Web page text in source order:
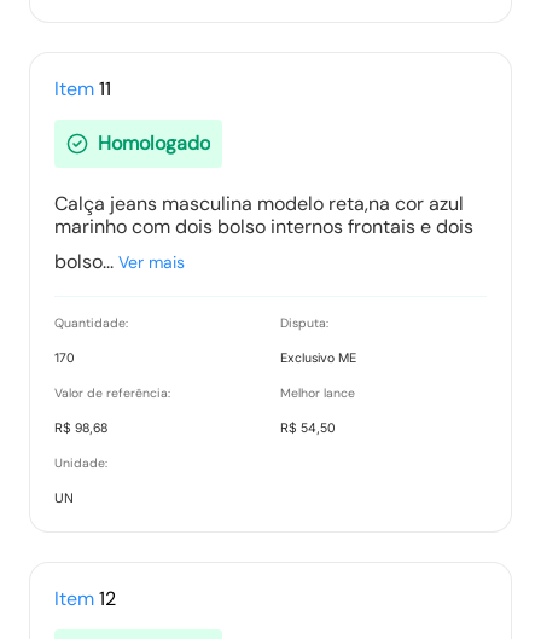
Item11
Homologado
Calça jeans masculina modelo reta,na cor azul
marinho com dois bolso internos frontais e dois
bolso... Ver mais
Quantidade:
170
Disputa:
Exclusivo ME
Valor de referência:
R$ 98,68
Melhor lance
R$ 54,50
Unidade:
UN
Item12